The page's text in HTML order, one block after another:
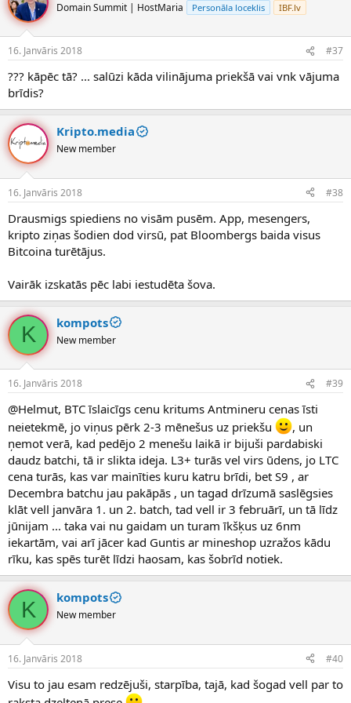
Domain Summit | HostMaria Personāla loceklis IBF.lv
16. Janvāris 2018 #37
??? kāpēc tā? ... salūzi kāda vilinājuma priekšā vai vnk vājuma
brīdis?
Kripto.media
New member
16. Janvāris 2018 #38
Drausmigs spiediens no visām pusēm. App, mesengers,
kripto ziņas šodien dod virsū, pat Bloombergs baida visus
Bitcoina turētājus.
Vairāk izskatās pēc labi iestudēta šova.
K kompots
New member
16. Janvāris 2018 #39
@Helmut, BTC īslaicīgs cenu kritums Antmineru cenas īsti
neietekmē, jo viņus pērk 2-3 mēnešus uz priekšu
, un
ņemot verā, kad pedējo 2 menešu laikā ir bijuši pardabiski
daudz batchi, tā ir slikta ideja. L3+ turās vel virs ūdens, jo LTC
cena turās, kas var mainīties kuru katru brīdi, bet S9 , ar
Decembra batchu jau pakāpās , un tagad drīzumā saslēgsies
klāt vell janvāra 1. un 2. batch, tad vell ir 3 februārī, un tā līdz
jūnijam ... taka vai nu gaidam un turam īkšķus uz 6nm
iekartām, vai arī jācer kad Guntis ar mineshop uzražos kādu
rīku, kas spēs turēt līdzi haosam, kas šobrīd notiek.
K kompots
New member
16. Janvāris 2018 #40
Visu to jau esam redzējuši, starpība, tajā, kad šogad vell par to